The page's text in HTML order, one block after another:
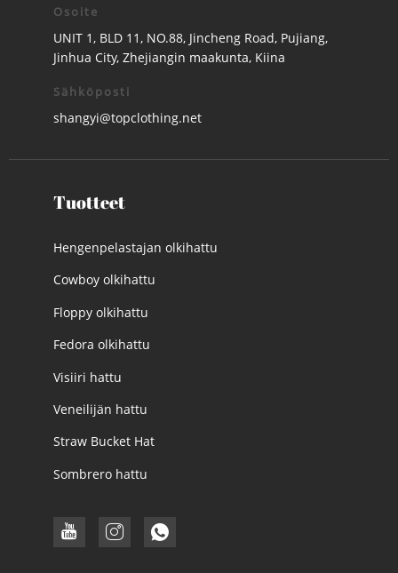
Osoite
UNIT 1, BLD 11, NO.88, Jincheng Road, Pujiang,
Jinhua City, Zhejiangin maakunta, Kiina
Sähköposti
shangyi@topclothing.net
Tuotteet
Hengenpelastajan olkihattu
Cowboy olkihattu
Floppy olkihattu
Fedora olkihattu
Visiiri hattu
Veneilijän hattu
Straw Bucket Hat
Sombrero hattu